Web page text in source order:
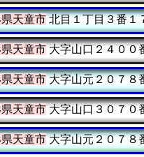
天童市北目１丁目３番１
天童市大字山口２４００
天童市大字山元２０７８
天童市大字山口３０７０
天童市大字山元２０７８